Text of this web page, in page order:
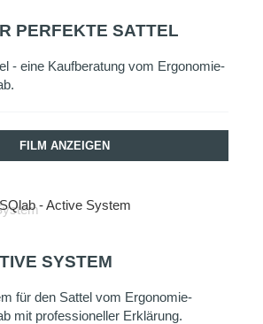
PERFEKTE SATTEL
- eine Kaufberatung vom Ergonomie-
FILM ANZEIGEN
- Active System
SYSTEM
für den Sattel vom Ergonomie-
mit professioneller Erklärung.